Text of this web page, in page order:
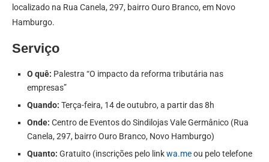
localizado na Rua Canela, 297, bairro Ouro Branco, em Novo
Hamburgo.
Serviço
O quê: Palestra “O impacto da reforma tributária nas
empresas”
Quando: Terça-feira, 14 de outubro, a partir das 8h
Onde: Centro de Eventos do Sindilojas Vale Germânico (Rua
Canela, 297, bairro Ouro Branco, Novo Hamburgo)
Quanto: Gratuito (inscrições pelo linkwa.meou pelo telefone